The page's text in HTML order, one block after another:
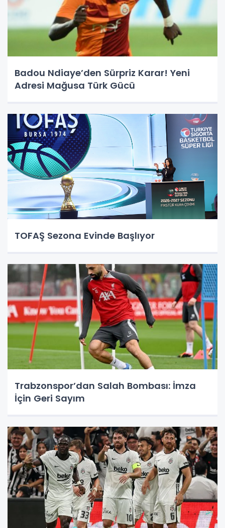
Badou Ndiaye’den Sürpriz Karar! Yeni
Adresi Mağusa Türk Gücü
TOFAŞ Sezona Evinde Başlıyor
Trabzonspor’dan Salah Bombası: İmza
İçin Geri Sayım